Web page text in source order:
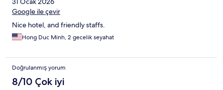
Google ile çevir
Nice hotel, and friendly staffs.
Hong Duc Minh, 2 gecelik seyahat
Doğrulanmış yorum
8/10 Çok iyi